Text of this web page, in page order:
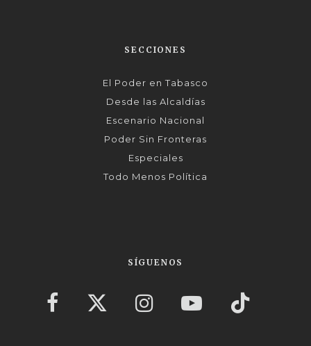
SECCIONES
El Poder en Tabasco
Desde las Alcaldías
Escenario Nacional
Poder Sin Fronteras
Especiales
Todo Menos Política
SÍGUENOS